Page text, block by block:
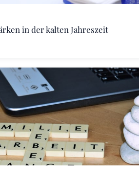
in der kalten Jahreszeit